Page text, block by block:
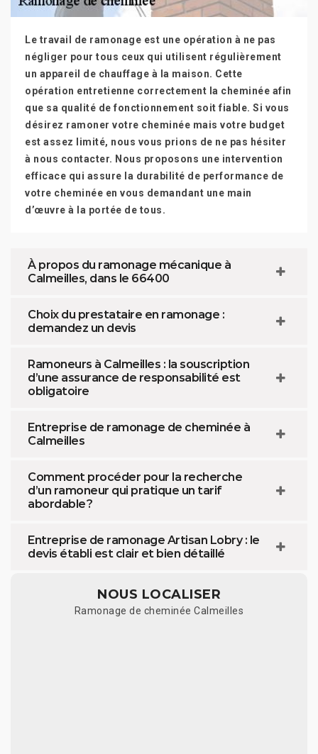
Le travail de ramonage est une opération à ne pas
négliger pour tous ceux qui utilisent régulièrement
un appareil de chauffage à la maison. Cette
opération entretienne correctement la cheminée afin
que sa qualité de fonctionnement soit fiable. Si vous
désirez ramoner votre cheminée mais votre budget
est assez limité, nous vous prions de ne pas hésiter
à nous contacter. Nous proposons une intervention
efficace qui assure la durabilité de performance de
votre cheminée en vous demandant une main
d’œuvre à la portée de tous.
À propos du ramonage mécanique à
Calmeilles, dans le 66400
Choix du prestataire en ramonage :
demandez un devis
Ramoneurs à Calmeilles : la souscription
d’une assurance de responsabilité est
obligatoire
Entreprise de ramonage de cheminée à
Calmeilles
Comment procéder pour la recherche
d’un ramoneur qui pratique un tarif
abordable ?
Entreprise de ramonage Artisan Lobry : le
devis établi est clair et bien détaillé
NOUS LOCALISER
Ramonage de cheminée Calmeilles